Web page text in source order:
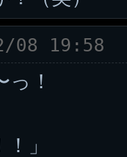
08 19:58
！
」